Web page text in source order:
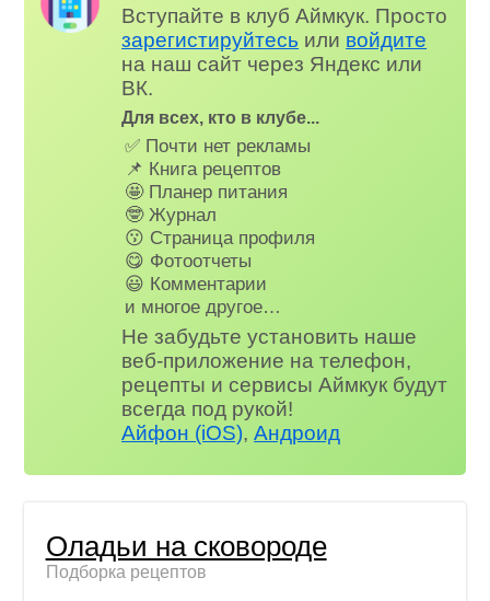
Вступайте в клуб Аймкук. Просто
зарегистируйтесь или войдите
на наш сайт через Яндекс или
ВК.
Для всех, кто в клубе...
✅ Почти нет рекламы
📌 Книга рецептов
🤩 Планер питания
🤓 Журнал
😗 Страница профиля
😋 Фотоотчеты
😃 Комментарии
и многое другое…
Не забудьте установить наше
веб-приложение на телефон,
рецепты и сервисы Аймкук будут
всегда под рукой!
Айфон (iOS),Андроид
Оладьи на сковороде
Подборка рецептов